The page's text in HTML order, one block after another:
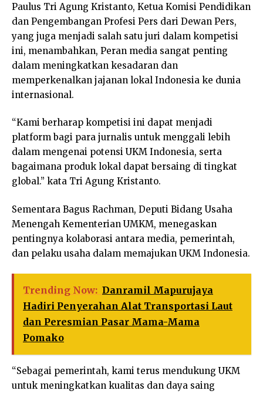
Paulus Tri Agung Kristanto, Ketua Komisi Pendidikan
dan Pengembangan Profesi Pers dari Dewan Pers,
yang juga menjadi salah satu juri dalam kompetisi
ini, menambahkan, Peran media sangat penting
dalam meningkatkan kesadaran dan
memperkenalkan jajanan lokal Indonesia ke dunia
internasional.
“Kami berharap kompetisi ini dapat menjadi
platform bagi para jurnalis untuk menggali lebih
dalam mengenai potensi UKM Indonesia, serta
bagaimana produk lokal dapat bersaing di tingkat
global.” kata Tri Agung Kristanto.
Sementara Bagus Rachman, Deputi Bidang Usaha
Menengah Kementerian UMKM, menegaskan
pentingnya kolaborasi antara media, pemerintah,
dan pelaku usaha dalam memajukan UKM Indonesia.
Trending Now: Danramil Mapurujaya
Hadiri Penyerahan Alat Transportasi Laut
dan Peresmian Pasar Mama-Mama
Pomako
“Sebagai pemerintah, kami terus mendukung UKM
untuk meningkatkan kualitas dan daya saing